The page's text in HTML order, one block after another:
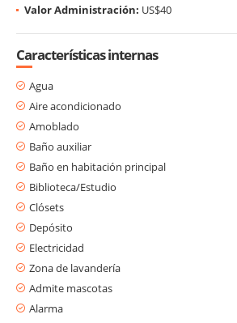
Valor Administración: US$40
Características internas
Agua
Aire acondicionado
Amoblado
Baño auxiliar
Baño en habitación principal
Biblioteca/Estudio
Clósets
Depósito
Electricidad
Zona de lavandería
Admite mascotas
Alarma